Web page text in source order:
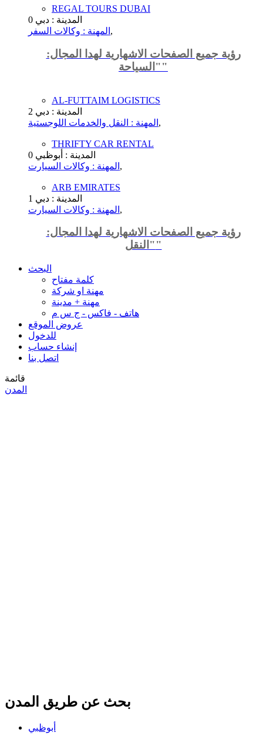
REGAL TOURS DUBAI
0 المدينة : دبي
المهنة : وكالات السفر ,
رؤية جميع الصفحات الاشهارية لهدا المجال:
"السياحة"
AL-FUTTAIM LOGISTICS
2 المدينة : دبي
المهنة : النقل والخدمات اللوجستية ,
THRIFTY CAR RENTAL
0 المدينة : أبوظبي
المهنة : وكالات السيارت ,
ARB EMIRATES
1 المدينة : دبي
المهنة : وكالات السيارت ,
رؤية جميع الصفحات الاشهارية لهدا المجال:
"النقل"
البحث
كلمة مفتاح
مهنة او شركة
مهنة + مدينة
هاتف - فاكس - ج س م
عروض الموقع
للدخول
إنشاء حساب
اتصل بنا
قائمة
المدن
بحث عن طريق المدن
أبوظبي